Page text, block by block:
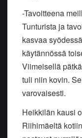
-Tavoitteena
Tunturista ja
kasvaa
käytännössä
Viimeisellä
tuli niin kovin.
varovaisesti.
Heikkilän kausi
Riihimäeltä